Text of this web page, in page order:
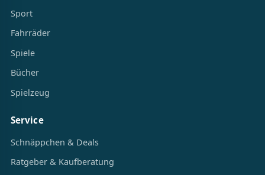
Sport
Fahrräder
Spiele
Bücher
Spielzeug
Service
Schnäppchen & Deals
Ratgeber & Kaufberatung